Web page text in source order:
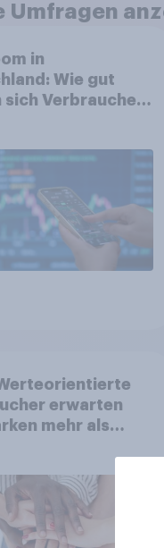
Umfragen
in
Wie gut
sich Verbraucher
erwarten
mehr als